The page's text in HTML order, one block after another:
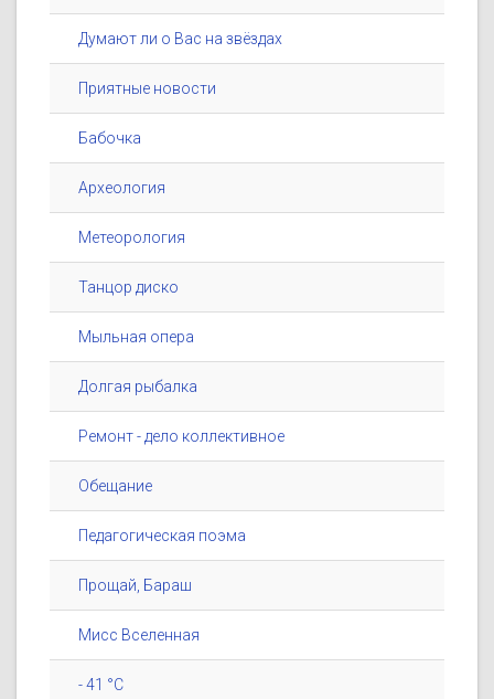
Думают ли о Вас на звёздах
Приятные новости
Бабочка
Археология
Метеорология
Танцор диско
Мыльная опера
Долгая рыбалка
Ремонт - дело коллективное
Обещание
Педагогическая поэма
Прощай, Бараш
Мисс Вселенная
- 41 °C